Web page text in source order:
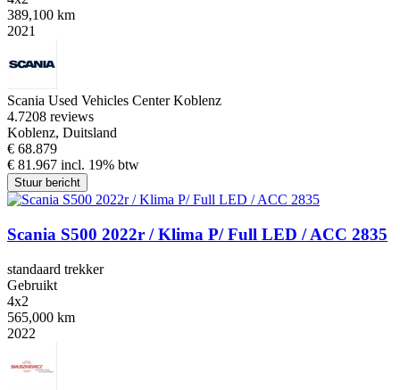
389,100 km
2021
Scania Used Vehicles Center Koblenz
4.7208 reviews
Koblenz, Duitsland
€ 68.879
€ 81.967 incl. 19% btw
Stuur bericht
Scania S500 2022r / Klima P/ Full LED / ACC 2835
standaard trekker
Gebruikt
4x2
565,000 km
2022